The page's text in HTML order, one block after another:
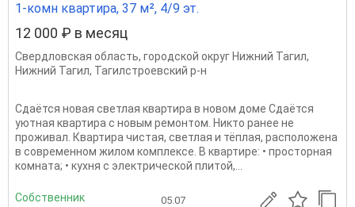
1-комн квартира, 37 м², 4/9 эт.
12 000 ₽ в месяц
Свердловская область, городской округ Нижний Тагил,
Нижний Тагил, Тагилстроевский р-н
Сдаётся новая светлая квартира в новом доме Сдаётся
уютная квартира с новым ремонтом. Никто ранее не
проживал. Квартира чистая, светлая и тёплая, расположена
в современном жилом комплексе. В квартире: • просторная
комната; • кухня с электрической плитой,...
Собственник 05.07